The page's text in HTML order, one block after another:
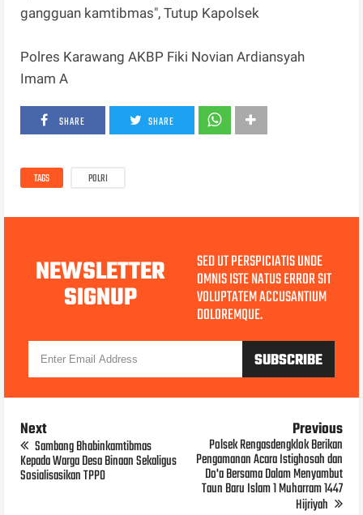
gangguan kamtibmas", Tutup Kapolsek
Polres Karawang AKBP Fiki Novian Ardiansyah
Imam A
SHARE SHARE
TAGS POLRI
NEWSLETTER
SIGNUP
SED UT PERSPICIATIS UNDE
OMNIS ISTE NATUS ERROR SIT
VOLUPTATEM ACCUSANTIUM
DOLOREMQUE.
Next
Sambang Bhabinkamtibmas
Kepada Warga Desa Binaan Sekaligus
Sosialisasikan TPPO
Previous
Polsek Rengasdengklok Berikan
Pengamanan Acara Istighosah dan
Do'a Bersama Dalam Menyambut
Taun Baru Islam 1 Muharram 1447
Hijriyah